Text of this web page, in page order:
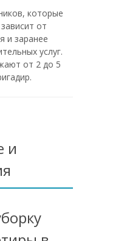
которые
от
и заранее
услуг.
от 2 до 5
и